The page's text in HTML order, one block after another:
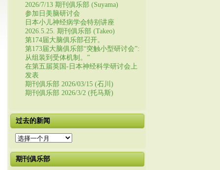
2026/7/13 期刊俱乐部 (Suyama)
参加日美脑研讨会
日本小儿神经病学会特别讲座
2026.5.25. 期刊俱乐部 (Takeo)
第174届大脑俱乐部召开。
第173届大脑俱乐部“突触小型研讨会”:
从组装到受体机制。”
在第五届英国-日本神经科学研讨会上
发表
期刊俱乐部 2026/03/15 (石川)
期刊俱乐部 2026/3/2 (托马斯)
过去的新闻
过
的
新
期刊俱乐部